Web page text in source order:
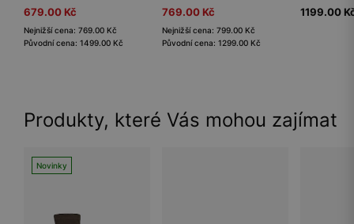
679.00 Kč
Nejnižší cena: 769.00 Kč
Původní cena: 1499.00 Kč
769.00 Kč
Nejnižší cena: 799.00 Kč
Původní cena: 1299.00 Kč
1199.00
Produkty, které Vás mohou zajímat
Novinky